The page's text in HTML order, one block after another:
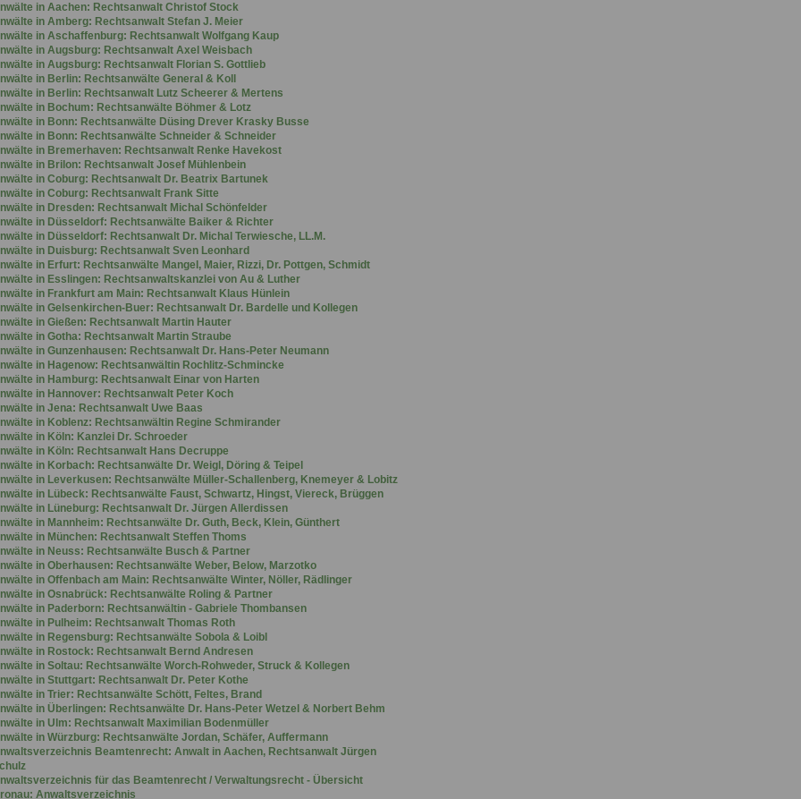
in Aachen: Rechtsanwalt Christof Stock
in Amberg: Rechtsanwalt Stefan J. Meier
in Aschaffenburg: Rechtsanwalt Wolfgang Kaup
in Augsburg: Rechtsanwalt Axel Weisbach
in Augsburg: Rechtsanwalt Florian S. Gottlieb
in Berlin: Rechtsanwälte General & Koll
in Berlin: Rechtsanwalt Lutz Scheerer & Mertens
in Bochum: Rechtsanwälte Böhmer & Lotz
in Bonn: Rechtsanwälte Düsing Drever Krasky Busse
in Bonn: Rechtsanwälte Schneider & Schneider
in Bremerhaven: Rechtsanwalt Renke Havekost
in Brilon: Rechtsanwalt Josef Mühlenbein
in Coburg: Rechtsanwalt Dr. Beatrix Bartunek
in Coburg: Rechtsanwalt Frank Sitte
in Dresden: Rechtsanwalt Michal Schönfelder
in Düsseldorf: Rechtsanwälte Baiker & Richter
in Düsseldorf: Rechtsanwalt Dr. Michal Terwiesche, LL.M.
in Duisburg: Rechtsanwalt Sven Leonhard
in Erfurt: Rechtsanwälte Mangel, Maier, Rizzi, Dr. Pottgen, Schmidt
in Esslingen: Rechtsanwaltskanzlei von Au & Luther
in Frankfurt am Main: Rechtsanwalt Klaus Hünlein
in Gelsenkirchen-Buer: Rechtsanwalt Dr. Bardelle und Kollegen
in Gießen: Rechtsanwalt Martin Hauter
in Gotha: Rechtsanwalt Martin Straube
in Gunzenhausen: Rechtsanwalt Dr. Hans-Peter Neumann
in Hagenow: Rechtsanwältin Rochlitz-Schmincke
in Hamburg: Rechtsanwalt Einar von Harten
in Hannover: Rechtsanwalt Peter Koch
in Jena: Rechtsanwalt Uwe Baas
in Koblenz: Rechtsanwältin Regine Schmirander
in Köln: Kanzlei Dr. Schroeder
in Köln: Rechtsanwalt Hans Decruppe
in Korbach: Rechtsanwälte Dr. Weigl, Döring & Teipel
in Leverkusen: Rechtsanwälte Müller-Schallenberg, Knemeyer & Lobitz
in Lübeck: Rechtsanwälte Faust, Schwartz, Hingst, Viereck, Brüggen
in Lüneburg: Rechtsanwalt Dr. Jürgen Allerdissen
in Mannheim: Rechtsanwälte Dr. Guth, Beck, Klein, Günthert
in München: Rechtsanwalt Steffen Thoms
in Neuss: Rechtsanwälte Busch & Partner
in Oberhausen: Rechtsanwälte Weber, Below, Marzotko
in Offenbach am Main: Rechtsanwälte Winter, Nöller, Rädlinger
in Osnabrück: Rechtsanwälte Roling & Partner
in Paderborn: Rechtsanwältin - Gabriele Thombansen
in Pulheim: Rechtsanwalt Thomas Roth
in Regensburg: Rechtsanwälte Sobola & Loibl
in Rostock: Rechtsanwalt Bernd Andresen
in Soltau: Rechtsanwälte Worch-Rohweder, Struck & Kollegen
in Stuttgart: Rechtsanwalt Dr. Peter Kothe
in Trier: Rechtsanwälte Schött, Feltes, Brand
in Überlingen: Rechtsanwälte Dr. Hans-Peter Wetzel & Norbert Behm
in Ulm: Rechtsanwalt Maximilian Bodenmüller
in Würzburg: Rechtsanwälte Jordan, Schäfer, Auffermann
Beamtenrecht: Anwalt in Aachen, Rechtsanwalt Jürgen
für das Beamtenrecht / Verwaltungsrecht - Übersicht
Anwaltsverzeichnis